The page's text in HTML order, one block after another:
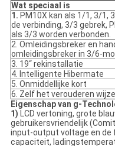
Wat speciaal is
1. PM10X kan als 1/1, 3/1,
de verbinding, 3/3 gebrek,
als 3/3 worden verbonden.
2. Omleidingsbreker en
omleidingsbreker in 3/6-
3. 19“ rekinstallatie
4. Intelligente Hibermate
5. Onmiddellijke kort
6. Zelf het verouderen wijze
Eigenschap van g-
1) LCD vertoning, grote
gebruikersvriendelijk
input-output voltage en
capaciteit,